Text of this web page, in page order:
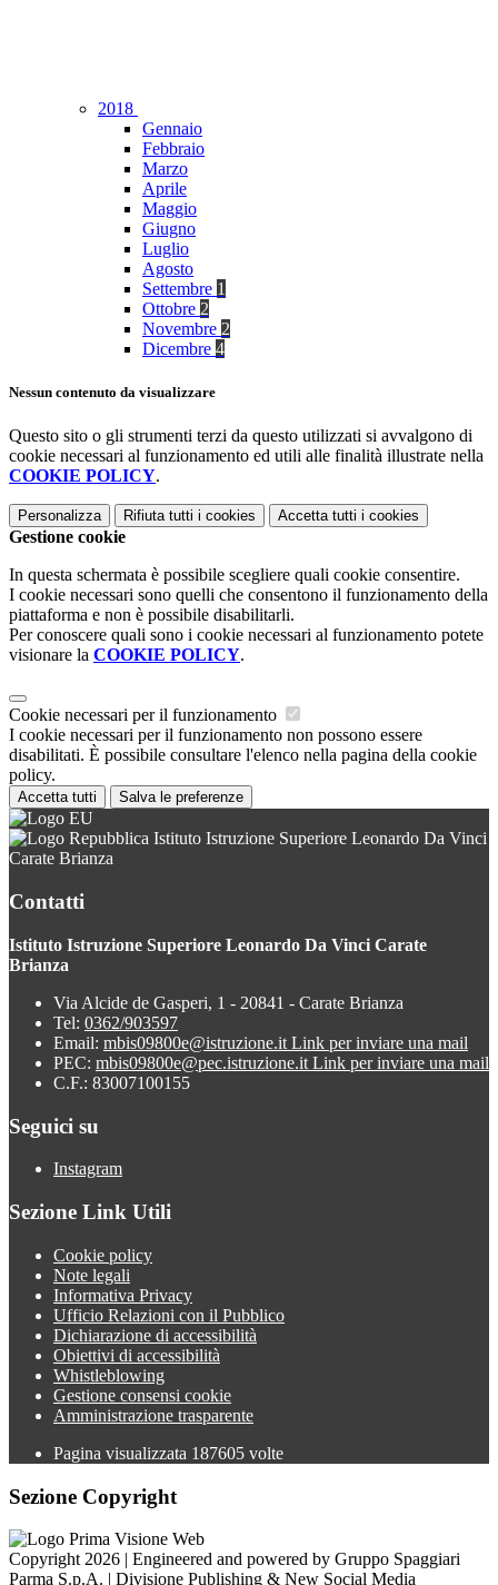
2018
Gennaio
Febbraio
Marzo
Aprile
Maggio
Giugno
Luglio
Agosto
Settembre 1
Ottobre 2
Novembre 2
Dicembre 4
Nessun contenuto da visualizzare
Questo sito o gli strumenti terzi da questo utilizzati si avvalgono di
cookie necessari al funzionamento ed utili alle finalità illustrate nella
COOKIE POLICY.
Personalizza Rifiuta tutti i cookies Accetta tutti i cookies
Gestione cookie
In questa schermata è possibile scegliere quali cookie consentire.
I cookie necessari sono quelli che consentono il funzionamento della
piattaforma e non è possibile disabilitarli.
Per conoscere quali sono i cookie necessari al funzionamento potete
visionare la COOKIE POLICY.
Cookie necessari per il funzionamento
I cookie necessari per il funzionamento non possono essere
disabilitati. È possibile consultare l'elenco nella pagina della cookie
policy.
Accetta tutti Salva le preferenze
Istituto Istruzione Superiore Leonardo Da Vinci
Carate Brianza
Contatti
Istituto Istruzione Superiore Leonardo Da Vinci Carate
Brianza
Via Alcide de Gasperi, 1 - 20841 - Carate Brianza
Tel: 0362/903597
Email: mbis09800e@istruzione.it Link per inviare una mail
PEC: mbis09800e@pec.istruzione.it Link per inviare una mail
C.F.: 83007100155
Seguici su
Instagram
Sezione Link Utili
Cookie policy
Note legali
Informativa Privacy
Ufficio Relazioni con il Pubblico
Dichiarazione di accessibilità
Obiettivi di accessibilità
Whistleblowing
Gestione consensi cookie
Amministrazione trasparente
Pagina visualizzata 187605 volte
Sezione Copyright
Copyright 2026 | Engineered and powered by Gruppo Spaggiari
Parma S.p.A. | Divisione Publishing & New Social Media